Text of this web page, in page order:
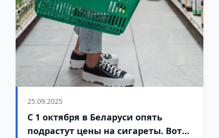
25.09.2025
С 1 октября в Беларуси опять
подрастут цены на сигареты. Вот